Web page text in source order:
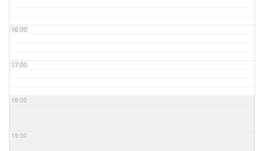
16:00
17:00
18:00
19:00